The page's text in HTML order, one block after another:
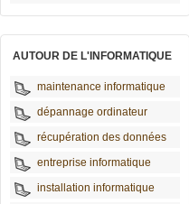
AUTOUR DE L'INFORMATIQUE
maintenance informatique
dépannage ordinateur
récupération des données
entreprise informatique
installation informatique